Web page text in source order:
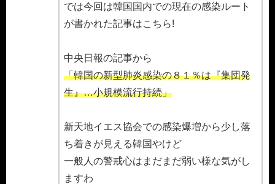
では今回は韓国国内での現在の感染ルート
が書かれた記事はこちら!
中央日報の記事から
「韓国の新型肺炎感染の８１％は『集団発
生』…小規模流行持続」
新天地イエス協会での感染爆増から少し落
ち着きが見える韓国やけど
一般人の警戒心はまだまだ弱い様な気がし
ますわ